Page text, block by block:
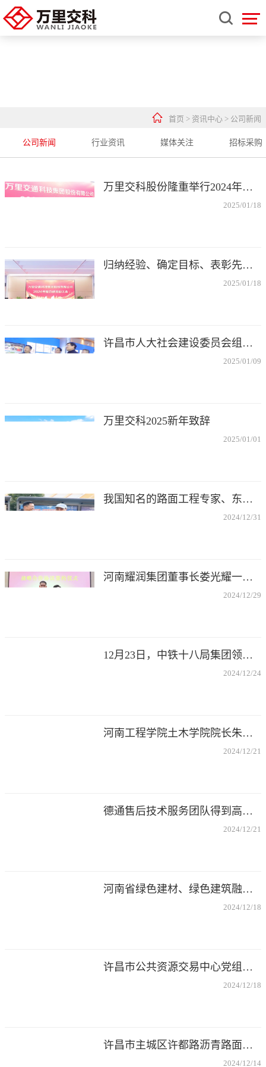

 首页 > 资讯中心 > 公司新闻
公司新闻 行业资讯 媒体关注 招标采购
万里交科股份隆重举行2024年度经营总结表彰大会
2025/01/18
归纳经验、确定目标、表彰先进、压实责任
2025/01/18
许昌市人大社会建设委员会组织调研万里交科智能制造产业园
2025/01/09
万里交科2025新年致辞
2025/01/01
我国知名的路面工程专家、东南大学黄晓明教授莅临指导
2024/12/31
河南耀润集团董事长娄光耀一行莅临考察调研
2024/12/29
12月23日，中铁十八局集团领导戴总一行来访洽谈合作
2024/12/24
河南工程学院土木学院院长朱海堂教授一行莅临考察
2024/12/21
德通售后技术服务团队得到高度认可和赞扬
2024/12/21
河南省绿色建材、绿色建筑融合发展产业联盟发布会在郑州盛大开启
2024/12/18
许昌市公共资源交易中心党组书记、主任黄自正一行莅临考察调研
2024/12/18
许昌市主城区许都路沥青路面现场再生项目完工通车
2024/12/14